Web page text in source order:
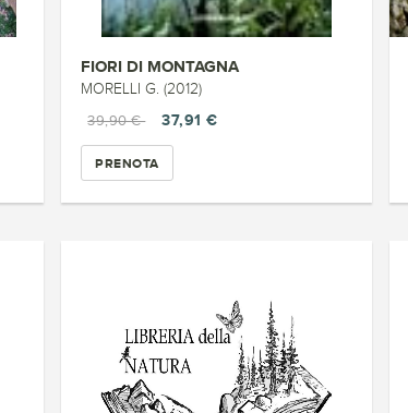
FIORI DI MONTAGNA
MORELLI G. (2012)
39,90 €
37,91 €
PRENOTA